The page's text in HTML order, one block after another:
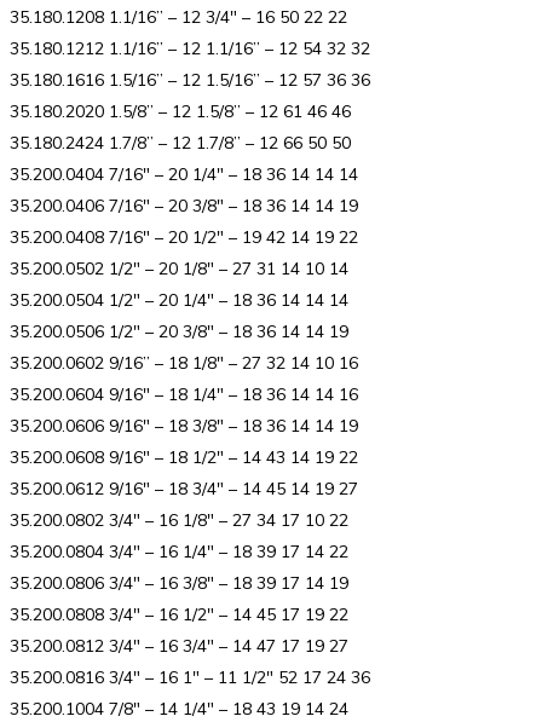
35.180.1208 1.1/16” – 12 3/4″ – 16 50 22 22
35.180.1212 1.1/16” – 12 1.1/16” – 12 54 32 32
35.180.1616 1.5/16” – 12 1.5/16” – 12 57 36 36
35.180.2020 1.5/8” – 12 1.5/8” – 12 61 46 46
35.180.2424 1.7/8” – 12 1.7/8” – 12 66 50 50
35.200.0404 7/16″ – 20 1/4″ – 18 36 14 14 14
35.200.0406 7/16″ – 20 3/8″ – 18 36 14 14 19
35.200.0408 7/16″ – 20 1/2″ – 19 42 14 19 22
35.200.0502 1/2″ – 20 1/8″ – 27 31 14 10 14
35.200.0504 1/2″ – 20 1/4″ – 18 36 14 14 14
35.200.0506 1/2″ – 20 3/8″ – 18 36 14 14 19
35.200.0602 9/16” – 18 1/8″ – 27 32 14 10 16
35.200.0604 9/16″ – 18 1/4″ – 18 36 14 14 16
35.200.0606 9/16″ – 18 3/8″ – 18 36 14 14 19
35.200.0608 9/16″ – 18 1/2″ – 14 43 14 19 22
35.200.0612 9/16″ – 18 3/4″ – 14 45 14 19 27
35.200.0802 3/4″ – 16 1/8″ – 27 34 17 10 22
35.200.0804 3/4″ – 16 1/4″ – 18 39 17 14 22
35.200.0806 3/4″ – 16 3/8″ – 18 39 17 14 19
35.200.0808 3/4″ – 16 1/2″ – 14 45 17 19 22
35.200.0812 3/4″ – 16 3/4″ – 14 47 17 19 27
35.200.0816 3/4″ – 16 1″ – 11 1/2″ 52 17 24 36
35.200.1004 7/8″ – 14 1/4″ – 18 43 19 14 24